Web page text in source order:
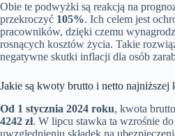
Obie te podwyżki są reakcją na
przekroczyć 105%. Ich celem jest
pracowników, dzięki czemu
rosnących kosztów życia. Takie
negatywne skutki inflacji dla osób
Jakie są kwoty brutto i netto najniższej
Od 1 stycznia 2024 roku, kwota
4242 zł. W lipcu stawka ta wzrośnie do
uwzględnieniu składek na